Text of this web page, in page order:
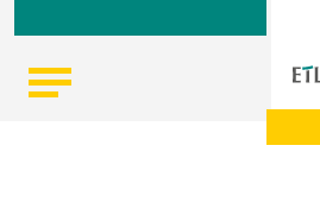
Skip
content